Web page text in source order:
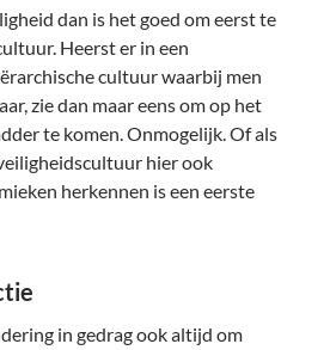
dan is het goed om eerst te
Heerst er in een
cultuur waarbij men
zie dan maar eens om op het
te komen. Onmogelijk. Of als
hier ook
herkennen is een eerste
in gedrag ook altijd om